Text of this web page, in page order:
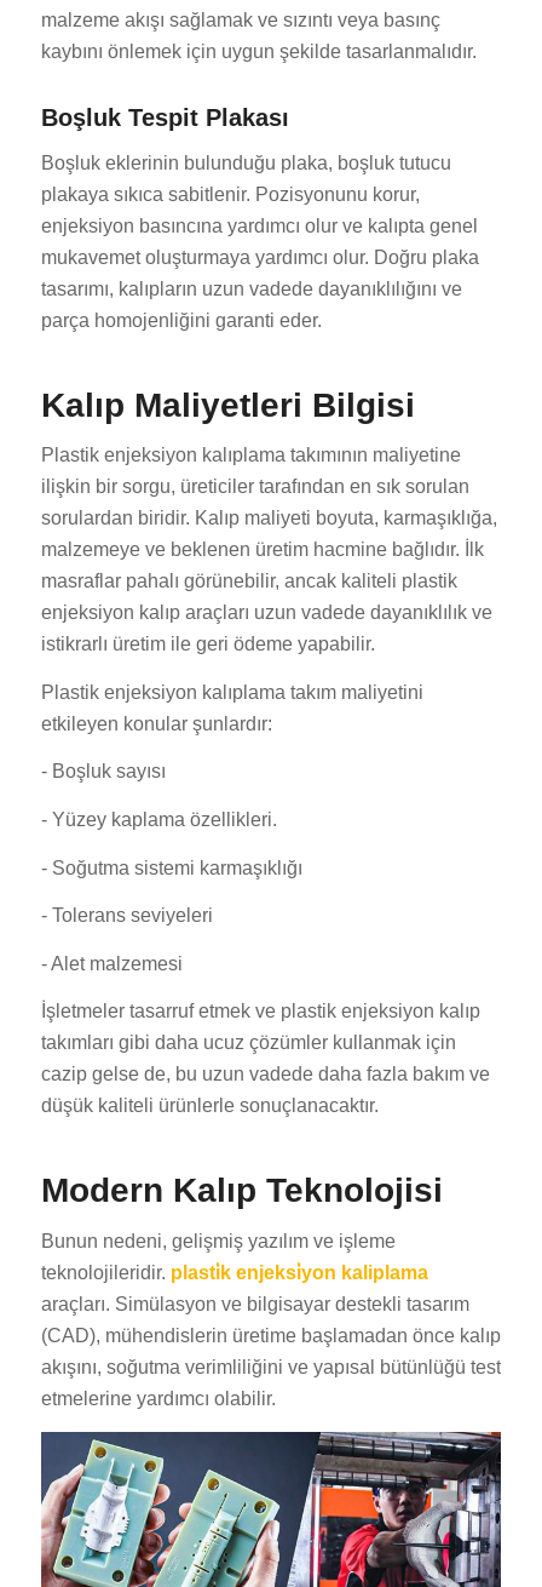
malzeme akışı sağlamak ve sızıntı veya basınç
kaybını önlemek için uygun şekilde tasarlanmalıdır.
Boşluk Tespit Plakası
Boşluk eklerinin bulunduğu plaka, boşluk tutucu
plakaya sıkıca sabitlenir. Pozisyonunu korur,
enjeksiyon basıncına yardımcı olur ve kalıpta genel
mukavemet oluşturmaya yardımcı olur. Doğru plaka
tasarımı, kalıpların uzun vadede dayanıklılığını ve
parça homojenliğini garanti eder.
Kalıp Maliyetleri Bilgisi
Plastik enjeksiyon kalıplama takımının maliyetine
ilişkin bir sorgu, üreticiler tarafından en sık sorulan
sorulardan biridir. Kalıp maliyeti boyuta, karmaşıklığa,
malzemeye ve beklenen üretim hacmine bağlıdır. İlk
masraflar pahalı görünebilir, ancak kaliteli plastik
enjeksiyon kalıp araçları uzun vadede dayanıklılık ve
istikrarlı üretim ile geri ödeme yapabilir.
Plastik enjeksiyon kalıplama takım maliyetini
etkileyen konular şunlardır:
- Boşluk sayısı
- Yüzey kaplama özellikleri.
- Soğutma sistemi karmaşıklığı
- Tolerans seviyeleri
- Alet malzemesi
İşletmeler tasarruf etmek ve plastik enjeksiyon kalıp
takımları gibi daha ucuz çözümler kullanmak için
cazip gelse de, bu uzun vadede daha fazla bakım ve
düşük kaliteli ürünlerle sonuçlanacaktır.
Modern Kalıp Teknolojisi
Bunun nedeni, gelişmiş yazılım ve işleme
teknolojileridir. plasti̇k enjeksi̇yon kaliplama
araçları. Simülasyon ve bilgisayar destekli tasarım
(CAD), mühendislerin üretime başlamadan önce kalıp
akışını, soğutma verimliliğini ve yapısal bütünlüğü test
etmelerine yardımcı olabilir.